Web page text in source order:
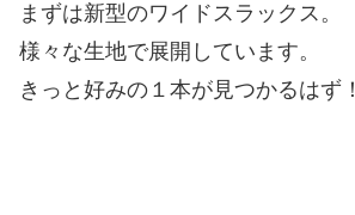
まずは新型のワイドスラックス。
様々な生地で展開しています。
きっと好みの１本が見つかるはず！